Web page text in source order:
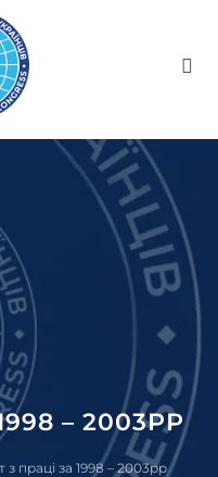
– 2003РР
з праці за 1998 – 2003рр